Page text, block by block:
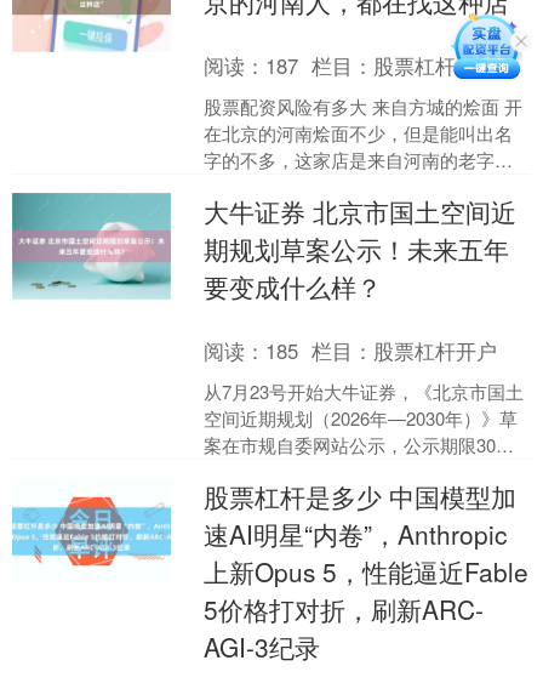
阅读： 187 栏目： 股票杠杆开户
股票配资风险有多大 来自方城的烩面 开
在北京的河南烩面不少，但是能叫出名
字的不多，这家店是来自河南的老字
把。店里主要做各种烩面....
大牛证券 北京市国土空间近
期规划草案公示！未来五年
要变成什么样？
阅读： 185 栏目： 股票杠杆开户
从7月23号开始大牛证券，《北京市国土
空间近期规划（2026年—2030年）》草
案在市规自委网站公示，公示期限30
划》是何物，....
股票杠杆是多少 中国模型加
速AI明星“内卷”，Anthropic
上新Opus 5，性能逼近Fable
5价格打对折，刷新ARC-
AGI-3纪录